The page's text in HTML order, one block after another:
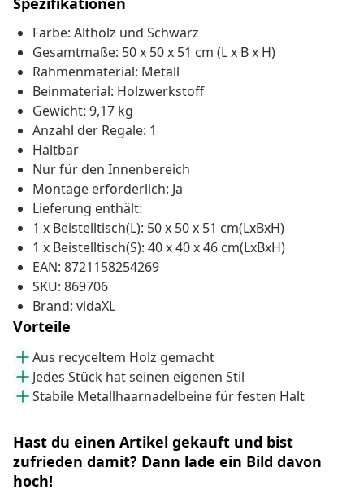
Farbe: Altholz und Schwarz
Gesamtmaße: 50 x 50 x 51 cm (L x B x H)
Rahmenmaterial: Metall
Beinmaterial: Holzwerkstoff
Gewicht: 9,17 kg
Anzahl der Regale: 1
Haltbar
Nur für den Innenbereich
Montage erforderlich: Ja
Lieferung enthält:
1 x Beistelltisch(L): 50 x 50 x 51 cm(LxBxH)
1 x Beistelltisch(S): 40 x 40 x 46 cm(LxBxH)
EAN: 8721158254269
SKU: 869706
Brand: vidaXL
Vorteile
Aus recyceltem Holz gemacht
Jedes Stück hat seinen eigenen Stil
Stabile Metallhaarnadelbeine für festen Halt
Hast du einen Artikel gekauft und bist
zufrieden damit? Dann lade ein Bild davon
hoch!